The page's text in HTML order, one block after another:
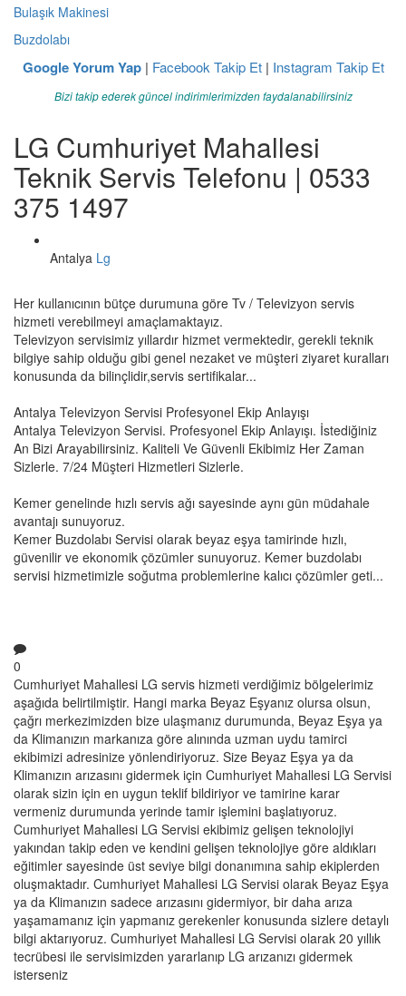
Bulaşık Makinesi
Buzdolabı
Google Yorum Yap| Facebook Takip Et| Instagram Takip Et
Bizi takip ederek güncel indirimlerimizden faydalanabilirsiniz
LG Cumhuriyet Mahallesi
Teknik Servis Telefonu | 0533
375 1497
Antalya Lg
Her kullanıcının bütçe durumuna göre Tv / Televizyon servis
hizmeti verebilmeyi amaçlamaktayız.
Televizyon servisimiz yıllardır hizmet vermektedir, gerekli teknik
bilgiye sahip olduğu gibi genel nezaket ve müşteri ziyaret kuralları
konusunda da bilinçlidir,servis sertifikalar...
Antalya Televizyon Servisi Profesyonel Ekip Anlayışı
Antalya Televizyon Servisi. Profesyonel Ekip Anlayışı. İstediğiniz
An Bizi Arayabilirsiniz. Kaliteli Ve Güvenli Ekibimiz Her Zaman
Sizlerle. 7/24 Müşteri Hizmetleri Sizlerle.
Kemer genelinde hızlı servis ağı sayesinde aynı gün müdahale
avantajı sunuyoruz.
Kemer Buzdolabı Servisi olarak beyaz eşya tamirinde hızlı,
güvenilir ve ekonomik çözümler sunuyoruz. Kemer buzdolabı
servisi hizmetimizle soğutma problemlerine kalıcı çözümler geti...
0
Cumhuriyet Mahallesi LG servis hizmeti verdiğimiz bölgelerimiz
aşağıda belirtilmiştir. Hangi marka Beyaz Eşyanız olursa olsun,
çağrı merkezimizden bize ulaşmanız durumunda, Beyaz Eşya ya
da Klimanızın markanıza göre alınında uzman uydu tamirci
ekibimizi adresinize yönlendiriyoruz. Size Beyaz Eşya ya da
Klimanızın arızasını gidermek için Cumhuriyet Mahallesi LG Servisi
olarak sizin için en uygun teklif bildiriyor ve tamirine karar
vermeniz durumunda yerinde tamir işlemini başlatıyoruz.
Cumhuriyet Mahallesi LG Servisi ekibimiz gelişen teknolojiyi
yakından takip eden ve kendini gelişen teknolojiye göre aldıkları
eğitimler sayesinde üst seviye bilgi donanımına sahip ekiplerden
oluşmaktadır. Cumhuriyet Mahallesi LG Servisi olarak Beyaz Eşya
ya da Klimanızın sadece arızasını gidermiyor, bir daha arıza
yaşamamanız için yapmanız gerekenler konusunda sizlere detaylı
bilgi aktarıyoruz. Cumhuriyet Mahallesi LG Servisi olarak 20 yıllık
tecrübesi ile servisimizden yararlanıp LG arızanızı gidermek
isterseniz